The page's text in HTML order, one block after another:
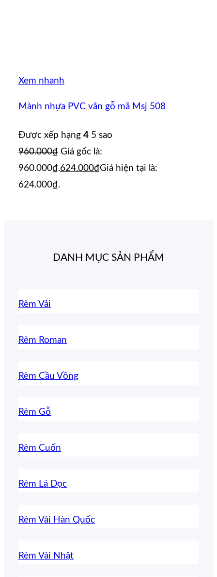
Xem nhanh
Mành nhựa PVC vân gỗ mã Msj 508
Được xếp hạng 4 5 sao
960.000₫ Giá gốc là:
960.000₫.624.000₫Giá hiện tại là:
624.000₫.
DANH MỤC SẢN PHẨM
Rèm Vải
Rèm Roman
Rèm Cầu Vồng
Rèm Gỗ
Rèm Cuốn
Rèm Lá Dọc
Rèm Vải Hàn Quốc
Rèm Vải Nhật